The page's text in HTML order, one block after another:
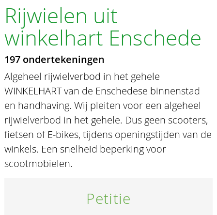
Rijwielen uit
winkelhart Enschede
197 ondertekeningen
Algeheel rijwielverbod in het gehele
WINKELHART van de Enschedese binnenstad
en handhaving. Wij pleiten voor een algeheel
rijwielverbod in het gehele. Dus geen scooters,
fietsen of E-bikes, tijdens openingstijden van de
winkels. Een snelheid beperking voor
scootmobielen.
Petitie